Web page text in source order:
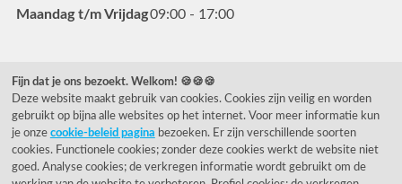
Maandag t/m Vrijdag09:00 - 17:00
Veelgestelde vragen
0031 78 615 44 15
helpdesk@rietveldlicht.nl
Facebook InstagramPinterest
Fijn dat je ons bezoekt. Welkom! 🍪🍪🍪
Deze website maakt gebruik van cookies. Cookies zijn veilig en worden
gebruikt op bijna alle websites op het internet. Voor meer informatie kun
je onze cookie-beleid pagina bezoeken. Er zijn verschillende soorten
cookies. Functionele cookies; zonder deze cookies werkt de website niet
goed. Analyse cookies; de verkregen informatie wordt gebruikt om de